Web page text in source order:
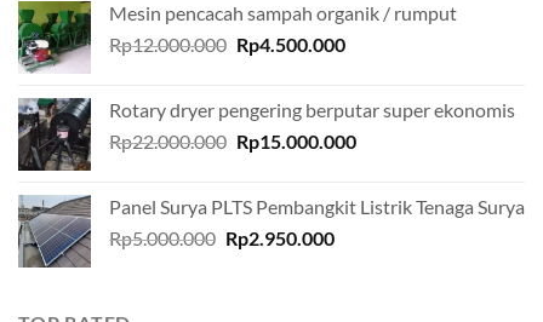
Mesin pencacah sampah organik / rumput
Rp12.000.000 Original
Rp12.000.000.
Rp4.500.000Current
Rp4.500.000.
Rotary dryer pengering berputar super ekonomis
Rp22.000.000 Original
Rp22.000.000.
Rp15.000.000Current
Rp15.000.000.
Panel Surya PLTS Pembangkit Listrik Tenaga Surya
Rp5.000.000 Original
Rp2.950.000Current